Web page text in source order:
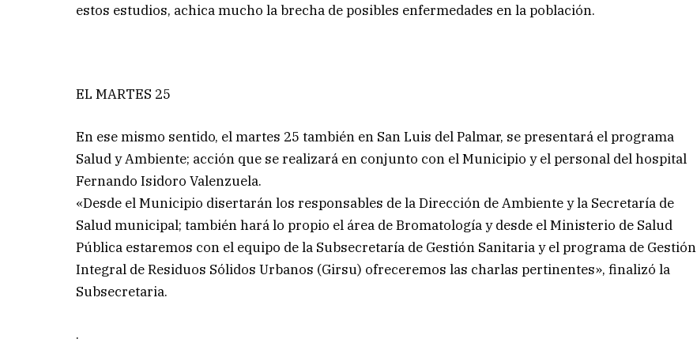
estos estudios, achica mucho la brecha de posibles enfermedades en la población.
EL MARTES 25
En ese mismo sentido, el martes 25 también en San Luis del Palmar, se presentará el programa
Salud y Ambiente; acción que se realizará en conjunto con el Municipio y el personal del hospital
Fernando Isidoro Valenzuela.
«Desde el Municipio disertarán los responsables de la Dirección de Ambiente y la Secretaría de
Salud municipal; también hará lo propio el área de Bromatología y desde el Ministerio de Salud
Pública estaremos con el equipo de la Subsecretaría de Gestión Sanitaria y el programa de Gestión
Integral de Residuos Sólidos Urbanos (Girsu) ofreceremos las charlas pertinentes», finalizó la
Subsecretaria.
.